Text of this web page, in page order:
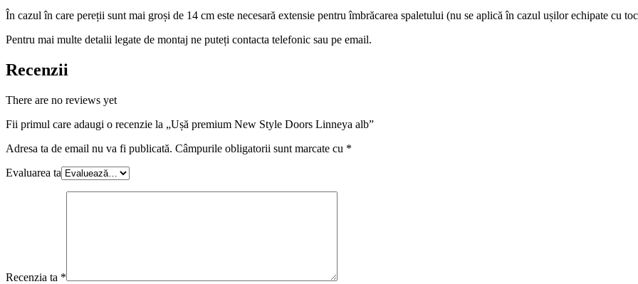
În cazul în care pereții sunt mai groși de 14 cm este necesară extensie pentru îmbrăcarea spaletului (nu se aplică în cazul ușilor echipate cu
Pentru mai multe detalii legate de montaj ne puteți contacta telefonic sau pe email.
Recenzii
There are no reviews yet
Fii primul care adaugi o recenzie la „Ușă premium New Style Doors Linneya alb”
Adresa ta de email nu va fi publicată. Câmpurile obligatorii sunt marcate cu *
Evaluarea ta
Recenzia ta *